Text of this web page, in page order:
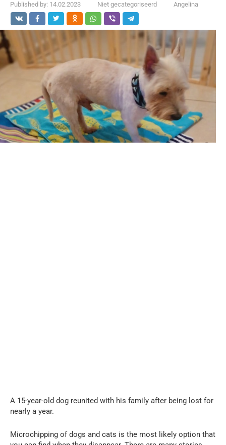
Published by: 14.02.2023 Niet gecategoriseerd Angelina
A 15-year-old dog reunited with his family after being lost for
nearly a year.
Microchipping of dogs and cats is the most likely option that